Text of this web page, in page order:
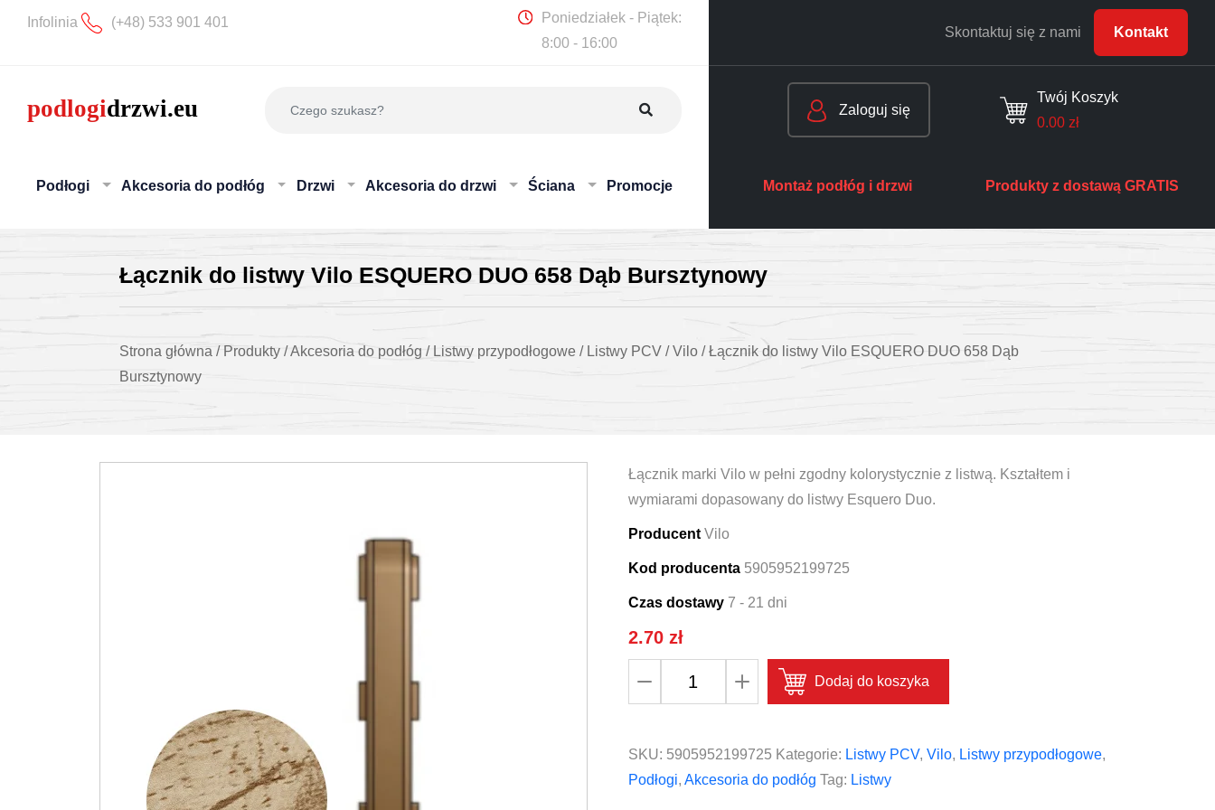
Infolinia (+48) 533 901 401
Poniedziałek - Piątek:
8:00 - 16:00
Skontaktuj się z nami Kontakt
Podłogi Akcesoria do podłóg Drzwi Akcesoria do drzwi Ściana Promocje
Zaloguj się
Twój Koszyk
0.00 zł
Montaż podłóg i drzwi Produkty z dostawą GRATIS
Łącznik do listwy Vilo ESQUERO DUO 658 Dąb Bursztynowy
Strona główna / Produkty /Akcesoria do podłóg / Listwy przypodłogowe / Listwy PCV /Vilo /Łącznik do listwy Vilo ESQUERO DUO 658 Dąb
Bursztynowy
Łącznik marki Vilo w pełni zgodny kolorystycznie z listwą. Kształtem i
wymiarami dopasowany do listwy Esquero Duo.
Producent Vilo
Kod producenta 5905952199725
Czas dostawy 7 - 21 dni
2.70 zł
listwy
Vilo
Dodaj do koszyka
SKU: 5905952199725 Kategorie: Listwy PCV, Vilo, Listwy przypodłogowe,
Podłogi, Akcesoria do podłóg Tag: Listwy